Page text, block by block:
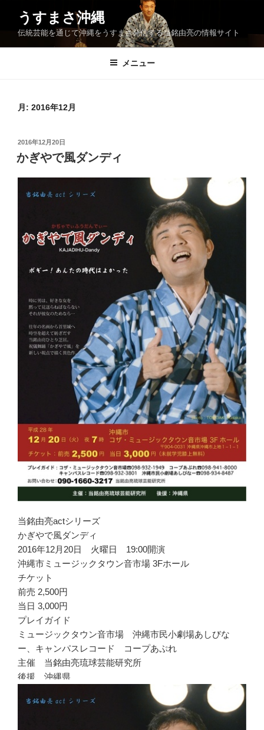
ン
うすまさ沖縄
伝統芸能を通じて沖縄をうすまさ発信する当銘由亮の情報サイト
メニュー
月: 2016年12月
投
稿
日:
2016年12月20日
かぎやで風ダンディ
当銘由亮actシリーズ
かぎやで風ダンディ
2016年12月20日 火曜日 19:00開演
沖縄市ミュージックタウン音市場 3Fホール
チケット
前売 2,500円
当日 3,000円
プレイガイド
ミュージックタウン音市場 沖縄市民小劇場あしびな
ー、キャンパスレコード コープあぷれ
主催 当銘由亮琉球芸能研究所
後援 沖縄県